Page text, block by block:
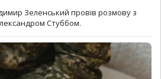
Зеленський провів розмову з
Стуббом.